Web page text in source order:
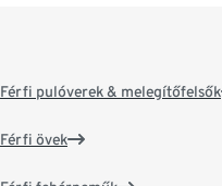
Férfi pulóverek & melegítőfelsők
Férfi övek